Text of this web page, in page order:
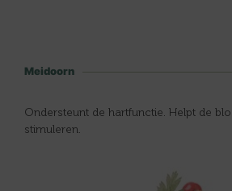
Meidoorn
Ondersteunt de hartfunctie. Helpt de
stimuleren.